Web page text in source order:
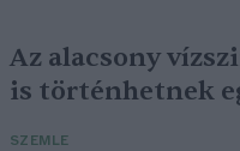
Az alacsony
is történhetnek
SZEMLE